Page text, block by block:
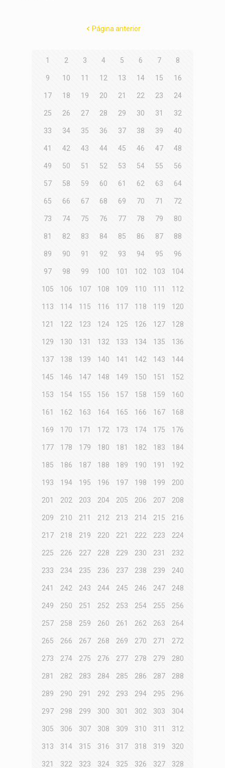
Página anterior
1 2 3 4 5 6 7 8
9 10 11 12 13 14 15 16
17 18 19 20 21 22 23 24
25 26 27 28 29 30 31 32
33 34 35 36 37 38 39 40
41 42 43 44 45 46 47 48
49 50 51 52 53 54 55 56
57 58 59 60 61 62 63 64
65 66 67 68 69 70 71 72
73 74 75 76 77 78 79 80
81 82 83 84 85 86 87 88
89 90 91 92 93 94 95 96
97 98 99 100 101 102 103 104
105 106 107 108 109 110 111 112
113 114 115 116 117 118 119 120
121 122 123 124 125 126 127 128
129 130 131 132 133 134 135 136
137 138 139 140 141 142 143 144
145 146 147 148 149 150 151 152
153 154 155 156 157 158 159 160
161 162 163 164 165 166 167 168
169 170 171 172 173 174 175 176
177 178 179 180 181 182 183 184
185 186 187 188 189 190 191 192
193 194 195 196 197 198 199 200
201 202 203 204 205 206 207 208
209 210 211 212 213 214 215 216
217 218 219 220 221 222 223 224
225 226 227 228 229 230 231 232
233 234 235 236 237 238 239 240
241 242 243 244 245 246 247 248
249 250 251 252 253 254 255 256
257 258 259 260 261 262 263 264
265 266 267 268 269 270 271 272
273 274 275 276 277 278 279 280
281 282 283 284 285 286 287 288
289 290 291 292 293 294 295 296
297 298 299 300 301 302 303 304
305 306 307 308 309 310 311 312
313 314 315 316 317 318 319 320
321 322 323 324 325 326 327 328